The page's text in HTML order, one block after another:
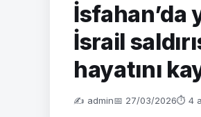
İsfahan’da
İsrail
hayatını
✍️ admin📅 27/03/2026⏱ 4